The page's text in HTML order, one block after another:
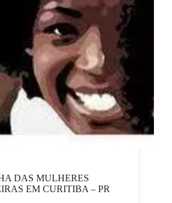
DAS MULHERES
EM CURITIBA – PR